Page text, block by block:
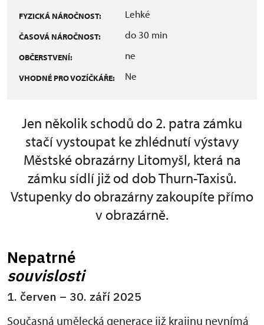
FYZICKÁ NÁROČNOST: Lehké
ČASOVÁ NÁROČNOST: do 30 min
OBČERSTVENÍ: ne
VHODNÉ PRO VOZÍČKÁŘE: Ne
Jen několik schodů do 2. patra zámku
stačí vystoupat ke zhlédnutí výstavy
Městské obrazárny Litomyšl, která na
zámku sídlí již od dob Thurn-Taxisů.
Vstupenky do obrazárny zakoupíte přímo
v obrazárně.
Nepatrné
souvislosti
1. červen – 30. září 2025
Současná umělecká generace již krajinu nevnímá